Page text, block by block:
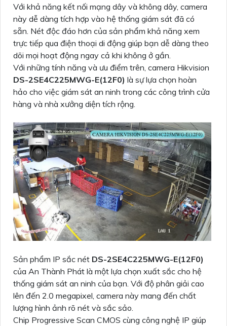
Với khả năng kết nối mạng dây và không dây, camera
này dễ dàng tích hợp vào hệ thống giám sát đã có
sẵn. Nét độc đáo hơn của sản phẩm khả năng xem
trực tiếp qua điện thoại di động giúp bạn dễ dàng theo
dõi mọi hoạt động ngay cả khi không ở gần.
Với những tính năng và ưu điểm trên, camera Hikvision
DS-2SE4C225MWG-E(12F0) là sự lựa chọn hoàn
hảo cho việc giám sát an ninh trong các công trình cửa
hàng và nhà xưởng diện tích rộng.
Sản phẩm IP sắc nét DS-2SE4C225MWG-E(12F0)
của An Thành Phát là một lựa chọn xuất sắc cho hệ
thống giám sát an ninh của bạn. Với độ phân giải cao
lên đến 2.0 megapixel, camera này mang đến chất
lượng hình ảnh rõ nét và sắc sảo.
Chip Progressive Scan CMOS cùng công nghệ IP giúp